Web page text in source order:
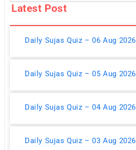
Latest Post
Daily Sujas Quiz – 06 Aug 2026
Daily Sujas Quiz – 05 Aug 2026
Daily Sujas Quiz – 04 Aug 2026
Daily Sujas Quiz – 03 Aug 2026